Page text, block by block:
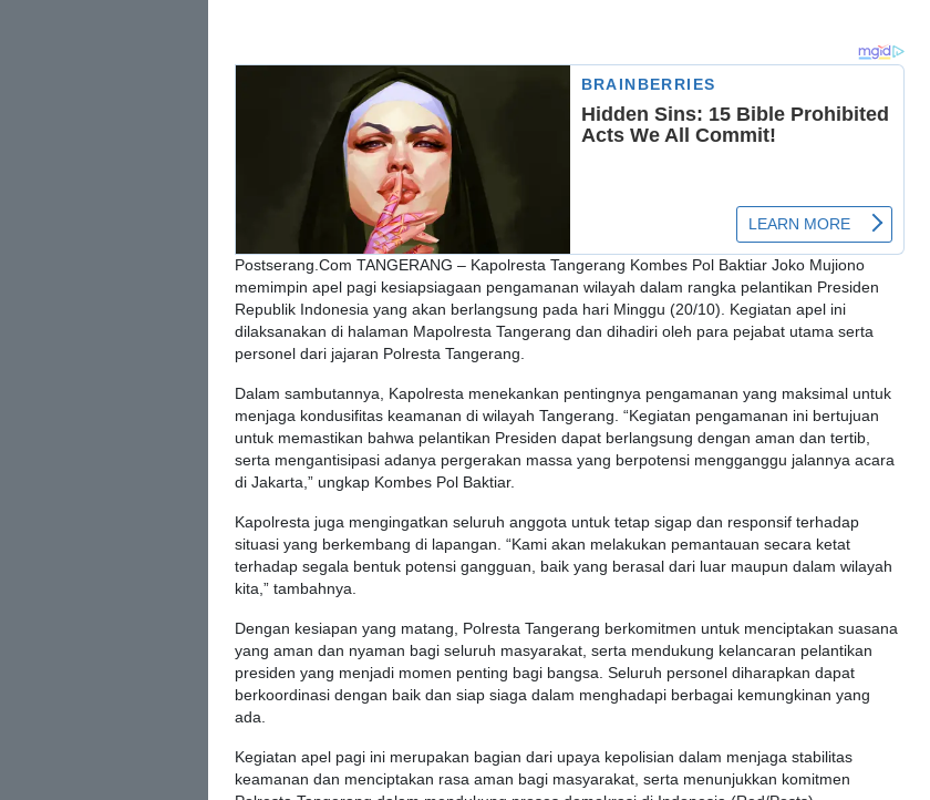
Postserang.Com TANGERANG – Kapolresta Tangerang Kombes Pol Baktiar Joko Mujiono
memimpin apel pagi kesiapsiagaan pengamanan wilayah dalam rangka pelantikan Presiden
Republik Indonesia yang akan berlangsung pada hari Minggu (20/10). Kegiatan apel ini
dilaksanakan di halaman Mapolresta Tangerang dan dihadiri oleh para pejabat utama serta
personel dari jajaran Polresta Tangerang.
Dalam sambutannya, Kapolresta menekankan pentingnya pengamanan yang maksimal untuk
menjaga kondusifitas keamanan di wilayah Tangerang. “Kegiatan pengamanan ini bertujuan
untuk memastikan bahwa pelantikan Presiden dapat berlangsung dengan aman dan tertib,
serta mengantisipasi adanya pergerakan massa yang berpotensi mengganggu jalannya acara
di Jakarta,” ungkap Kombes Pol Baktiar.
Kapolresta juga mengingatkan seluruh anggota untuk tetap sigap dan responsif terhadap
situasi yang berkembang di lapangan. “Kami akan melakukan pemantauan secara ketat
terhadap segala bentuk potensi gangguan, baik yang berasal dari luar maupun dalam wilayah
kita,” tambahnya.
Dengan kesiapan yang matang, Polresta Tangerang berkomitmen untuk menciptakan suasana
yang aman dan nyaman bagi seluruh masyarakat, serta mendukung kelancaran pelantikan
presiden yang menjadi momen penting bagi bangsa. Seluruh personel diharapkan dapat
berkoordinasi dengan baik dan siap siaga dalam menghadapi berbagai kemungkinan yang
ada.
Kegiatan apel pagi ini merupakan bagian dari upaya kepolisian dalam menjaga stabilitas
keamanan dan menciptakan rasa aman bagi masyarakat, serta menunjukkan komitmen